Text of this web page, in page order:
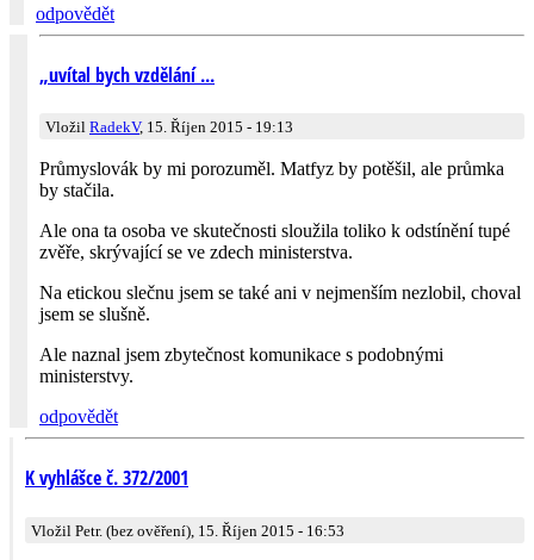
odpovědět
„uvítal bych vzdělání ...
Vložil RadekV, 15. Říjen 2015 - 19:13
Průmyslovák by mi porozuměl. Matfyz by potěšil, ale průmka
by stačila.
Ale ona ta osoba ve skutečnosti sloužila toliko k odstínění tupé
zvěře, skrývající se ve zdech ministerstva.
Na etickou slečnu jsem se také ani v nejmenším nezlobil, choval
jsem se slušně.
Ale naznal jsem zbytečnost komunikace s podobnými
ministerstvy.
odpovědět
K vyhlášce č. 372/2001
Vložil Petr. (bez ověření), 15. Říjen 2015 - 16:53